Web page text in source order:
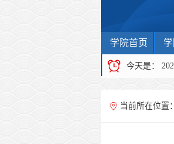
学院首页
今天是：
当前所在位置